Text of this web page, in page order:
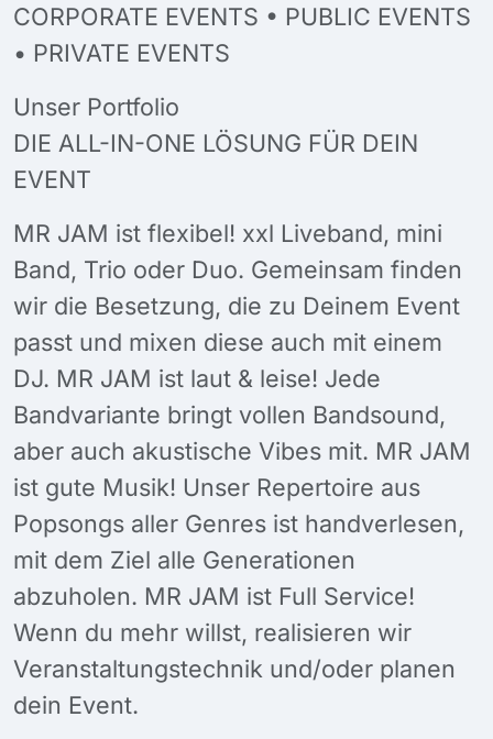
CORPORATE EVENTS • PUBLIC EVENTS
• PRIVATE EVENTS
Unser Portfolio
DIE ALL-IN-ONE LÖSUNG FÜR DEIN
EVENT
MR JAM ist flexibel! xxl Liveband, mini
Band, Trio oder Duo. Gemeinsam finden
wir die Besetzung, die zu Deinem Event
passt und mixen diese auch mit einem
DJ. MR JAM ist laut & leise! Jede
Bandvariante bringt vollen Bandsound,
aber auch akustische Vibes mit. MR JAM
ist gute Musik! Unser Repertoire aus
Popsongs aller Genres ist handverlesen,
mit dem Ziel alle Generationen
abzuholen. MR JAM ist Full Service!
Wenn du mehr willst, realisieren wir
Veranstaltungstechnik und/oder planen
dein Event.